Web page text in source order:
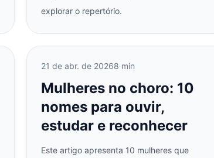
explorar o repertório.
21 de abr. de 20268 min
Mulheres no choro: 10
nomes para ouvir,
estudar e reconhecer
Este artigo apresenta 10 mulheres que